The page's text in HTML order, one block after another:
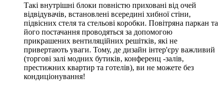
Такі внутрішні блоки повністю приховані від очей
відвідувачів, встановлені всередині хибної стіни,
підвісних стеля та стельові коробки. Повітряна паркан та
його постачання проводяться за допомогою
прикрашених вентиляційних решітків, які не
привертають уваги. Тому, де дизайн інтер'єру важливий
(торгові залі модних бутиків, конференц -залів,
престижних квартир та готелів), ви не можете без
кондиціонування!